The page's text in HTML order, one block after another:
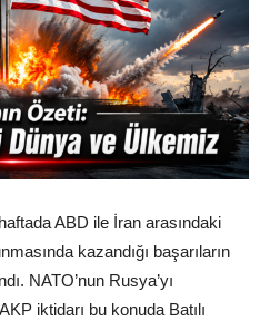
ABD ile İran arasındaki
kazandığı başarıların
NATO’nun Rusya’yı
iktidarı bu konuda Batılı